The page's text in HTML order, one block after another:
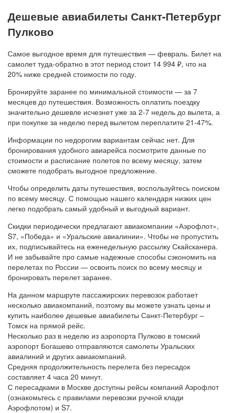
Дешевые авиабилеты Санкт-Петербург
Пулково
Самое выгодное время для путешествия — февраль. Билет на
самолет туда-обратно в этот период стоит 14 994 ₽, что на
20% ниже средней стоимости по году.
Бронируйте заранее по минимальной стоимости — за 7
месяцев до путешествия. Возможность оплатить поездку
значительно дешевле исчезнет уже за 2-7 недель до вылета, а
при покупке за неделю перед вылетом переплатите 21-47%.
Информации по недорогим вариантам сейчас нет. Для
бронирования удобного авиарейса посмотрите данные по
стоимости и расписание полетов по всему месяцу, затем
сможете подобрать выгодное предложение.
Чтобы определить даты путешествия, воспользуйтесь поиском
по всему месяцу. С помощью нашего календаря низких цен
легко подобрать самый удобный и выгодный вариант.
Скидки периодически предлагают авиакомпании «Аэрофлот»,
S7, «Победа» и «Уральские авиалинии». Чтобы не пропустить
их, подписывайтесь на еженедельную рассылку Скайсканера.
И не забывайте про самые надежные способы сэкономить на
перелетах по России — освоить поиск по всему месяцу и
бронировать перелет заранее.
На данном маршруте пассажирских перевозок работает
несколько авиакомпаний, поэтому вы можете узнать цены и
купить наиболее дешевые авиабилеты Санкт-Петербург –
Томск на прямой рейс.
Несколько раз в неделю из аэропорта Пулково в томский
аэропорт Богашево отправляются самолеты Уральских
авиалиний и других авиакомпаний.
Средняя продолжительность перелета без пересадок
составляет 4 часа 20 минут.
С пересадками в Москве доступны рейсы компаний Аэрофлот
(ознакомьтесь с правилами перевозки ручной клади
Аэрофлотом) и S7.